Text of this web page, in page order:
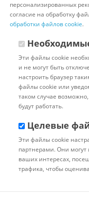
Другие товары
персонализированных
согласие на обработку
обработки файлов cookie.
Эти файлы cookie
и не могут быть
настроить браузер
файлы cookie или
таком случае
будут работать.
Целевые
Эти файлы cookie
партнерами. Они могут
ваших интересах,
трафика, чтобы